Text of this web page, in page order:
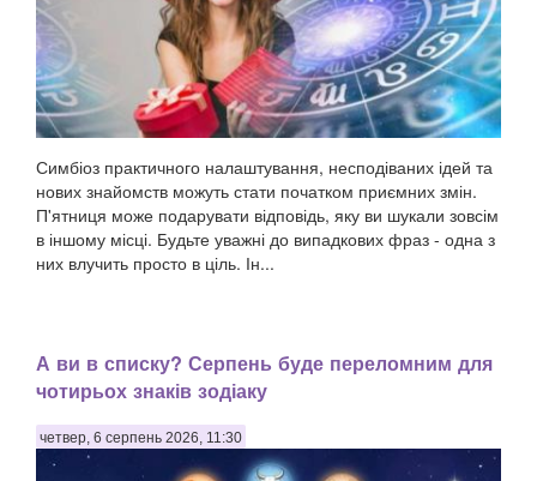
Симбіоз практичного налаштування, несподіваних ідей та
нових знайомств можуть стати початком приємних змін.
П'ятниця може подарувати відповідь, яку ви шукали зовсім
в іншому місці. Будьте уважні до випадкових фраз - одна з
них влучить просто в ціль. Ін...
А ви в списку? Серпень буде переломним для
чотирьох знаків зодіаку
четвер, 6 серпень 2026, 11:30